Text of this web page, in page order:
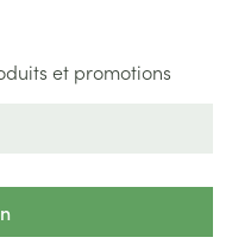
et promotions